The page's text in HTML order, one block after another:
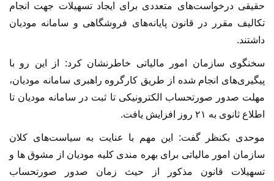
حقیقی درخواست‌های متعددی برای ایجاد تسهیلات جهت انجام
تکالیف مقرر در قانون پایانه‌های فروشگاهی و سامانه مودیان
داشتند.
سخنگوی سازمان امور مالیاتی خاطرنشان کرد: از این رو با
پیگیری‌های انجام شده از طریق کارگروه راهبری سامانه مودیان،
مهلت صدور صورتحساب الکترونیکی تا ثبت در سامانه مودیان تا
اطلاع ثانوی به ۲۱ روز افزایش یافت.
موحدی بکنظر گفت: این مهم با عنایت به سیاست‌های کلان
سازمان امور مالیاتی برای بهره ‌مندی کلیه مودیان از مشوق ها و
تسهیلات قانون مذکور از حیث زمان صدور صورتحساب